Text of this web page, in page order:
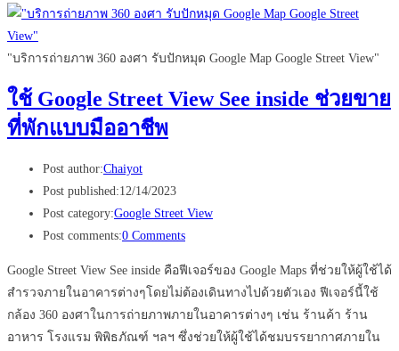
"บริการถ่ายภาพ 360 องศา รับปักหมุด Google Map Google Street View"
ใช้ Google Street View See inside ช่วยขาย
ที่พักแบบมืออาชีพ
Post author:Chaiyot
Post published:12/14/2023
Post category:Google Street View
Post comments:0 Comments
Google Street View See inside คือฟีเจอร์ของ Google Maps ที่ช่วยให้ผู้ใช้ได้
สำรวจภายในอาคารต่างๆโดยไม่ต้องเดินทางไปด้วยตัวเอง ฟีเจอร์นี้ใช้
กล้อง 360 องศาในการถ่ายภาพภายในอาคารต่างๆ เช่น ร้านค้า ร้าน
อาหาร โรงแรม พิพิธภัณฑ์ ฯลฯ ซึ่งช่วยให้ผู้ใช้ได้ชมบรรยากาศภายใน